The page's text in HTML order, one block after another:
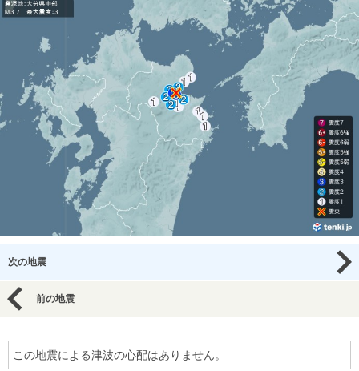
次の地震
前の地震
この地震による津波の心配はありません。